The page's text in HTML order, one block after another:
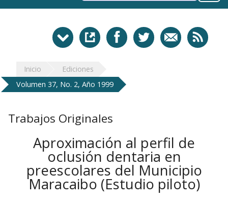
Inicio
Ediciones
Volumen 37, No. 2, Año 1999
Trabajos Originales
Aproximación al perfil de
oclusión dentaria en
preescolares del Municipio
Maracaibo (Estudio piloto)